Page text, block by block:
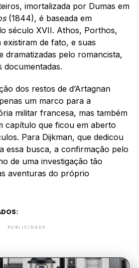
imortalizada por Dumas em
(1844), é baseada em
século XVII. Athos, Porthos,
existiram de fato, e suas
dramatizadas pelo romancista,
documentadas.
dos restos de d’Artagnan
um marco para a
militar francesa, mas também
capítulo que ficou em aberto
Para Dijkman, que dedicou
essa busca, a confirmação pelo
de uma investigação tão
aventuras do próprio
PUBLICIDADE